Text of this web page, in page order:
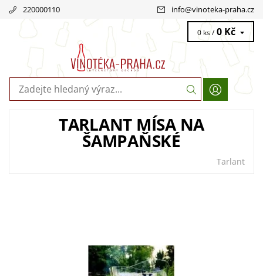
220000110 info@vinoteka-praha.cz
0 ks / 0 Kč
TARLANT MÍSA NA
ŠAMPAŇSKÉ
Tarlant